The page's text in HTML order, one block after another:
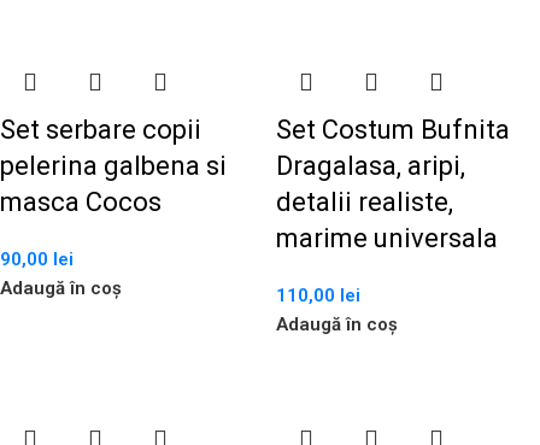
Set serbare copii
pelerina galbena si
masca Cocos
90,00 lei
Adaugă în coș
Set Costum Bufnita
Dragalasa, aripi,
detalii realiste,
marime universala
110,00 lei
Adaugă în coș